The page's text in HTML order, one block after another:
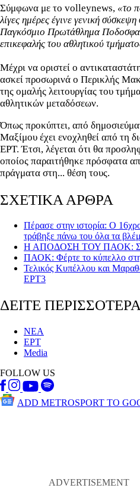
Σύμφωνα με το volleynews, «το
λίγες ημέρες έγινε γενική
Παγκόσμιο Πρωτάθλημα
επικεφαλής του αθλητικού
Μέχρι να οριστεί ο
ασκεί προσωρινά ο Περικλής
της ομαλής λειτουργίας του
αθλητικών μεταδόσεων.
Όπως προκύπτει, από
Μαξίμου έχει ενοχληθεί από τη
ΕΡΤ. Έτσι, λέγεται ότι θα
οποίος παραιτήθηκε πρόσφατα
πράγματα στη... θέση τους.
ΣΧΕΤΙΚΑ ΑΡΘΡΑ
Πέρασε στην ιστορία: Ο
τράβηξε πάνω του όλα τα
Η ΑΠΟΔΟΣΗ ΤΟΥ ΠΑΟΚ: Στην
ΠΑΟΚ: Φέρτε το κύπελλο
Τελικός Κυπέλλου και
ΕΡΤ3
ΔΕΙΤΕ ΠΕΡΙΣΣΟΤΕΡΑ
ΝΕΑ
ΕΡΤ
Media
FOLLOW US
ADD METROSPORT TO